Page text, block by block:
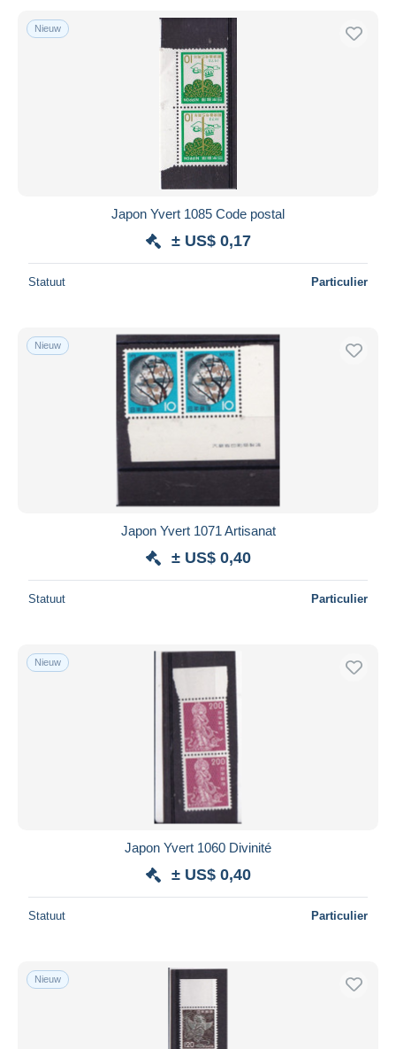
Nieuw
Japon Yvert 1085 Code postal
± US$ 0,17
Statuut Particulier
Nieuw
Japon Yvert 1071 Artisanat
± US$ 0,40
Statuut Particulier
Nieuw
Japon Yvert 1060 Divinité
± US$ 0,40
Statuut Particulier
Nieuw